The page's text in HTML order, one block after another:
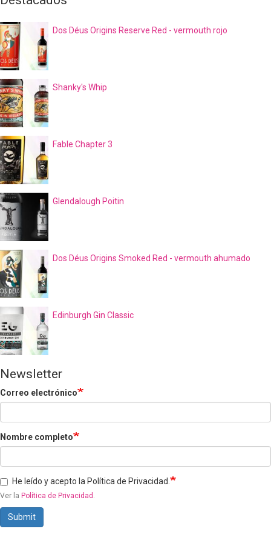
Dos Déus Origins Reserve Red - vermouth rojo
Shanky's Whip
Fable Chapter 3
Glendalough Poitin
Dos Déus Origins Smoked Red - vermouth ahumado
Edinburgh Gin Classic
Newsletter
Correo electrónico
Nombre completo
He leído y acepto la Política de Privacidad.
Ver la Política de Privacidad
Submit